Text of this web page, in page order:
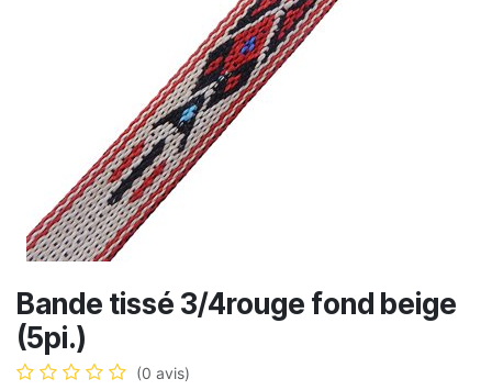
Bande tissé 3/4rouge fond beige
(5pi.)
(0 avis)